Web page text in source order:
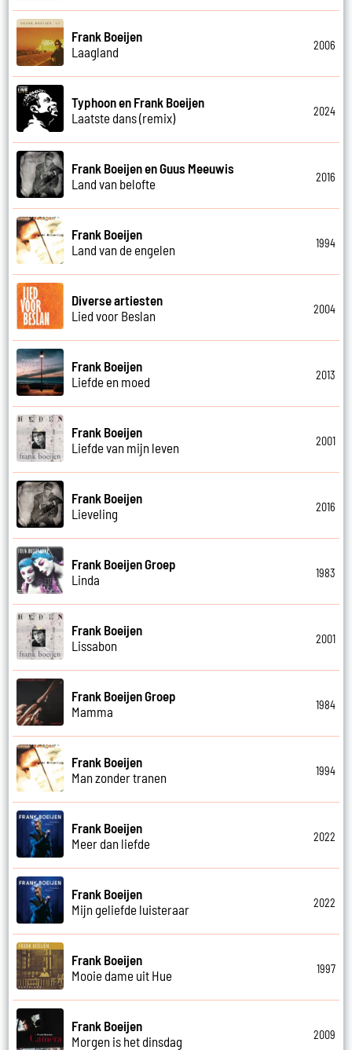
Frank Boeijen
Laagland
2006
Typhoon en Frank Boeijen
Laatste dans (remix)
2024
Frank Boeijen en Guus Meeuwis
Land van belofte
2016
Frank Boeijen
Land van de engelen
1994
Diverse artiesten
Lied voor Beslan
2004
Frank Boeijen
Liefde en moed
2013
Frank Boeijen
Liefde van mijn leven
2001
Frank Boeijen
Lieveling
2016
Frank Boeijen Groep
Linda
1983
Frank Boeijen
Lissabon
2001
Frank Boeijen Groep
Mamma
1984
Frank Boeijen
Man zonder tranen
1994
Frank Boeijen
Meer dan liefde
2022
Frank Boeijen
Mijn geliefde luisteraar
2022
Frank Boeijen
Mooie dame uit Hue
1997
Frank Boeijen
Morgen is het dinsdag
2009